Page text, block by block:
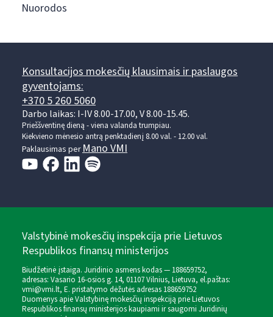
Nuorodos
Konsultacijos mokesčių klausimais ir paslaugos
gyventojams:
+370 5 260 5060
Darbo laikas: I-IV 8.00-17.00, V 8.00-15.45.
Prieššventinę dieną - viena valanda trumpiau.
Kiekvieno mėnesio antrą penktadienį 8.00 val. - 12.00 val.
Paklausimas perMano VMI
Valstybinė mokesčių inspekcija prie Lietuvos
Respublikos finansų ministerijos
Biudžetinė įstaiga. Juridinio asmens kodas — 188659752,
adresas: Vasario 16-osios g. 14, 01107 Vilnius, Lietuva, el.paštas:
vmi@vmi.lt, E. pristatymo dėžutės adresas 188659752
Duomenys apie Valstybinę mokesčių inspekciją prie Lietuvos
Respublikos finansų ministerijos kaupiami ir saugomi Juridinių